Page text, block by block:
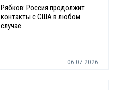
Рябков: Россия продолжит
контакты с США в любом
случае
06.07.2026